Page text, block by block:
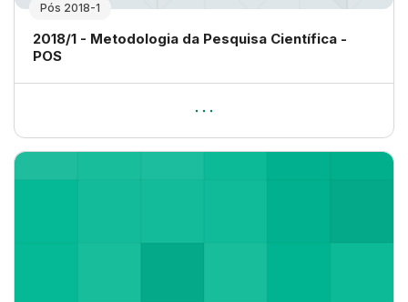
Pós 2018-1
Nome da disciplina
2018/1 - Metodologia da Pesquisa Científica -
POS